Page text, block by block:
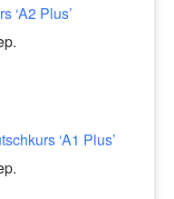
‘A2 Plus’
‘A1 Plus’